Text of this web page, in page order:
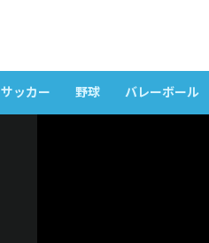
サッカー 野球 バレーボール